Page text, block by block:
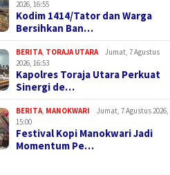
2026, 16:55
Kodim 1414/Tator dan Warga
Bersihkan Ban…
BERITA TORAJA UTARA
Jumat, 7 Agustus
2026, 16:53
Kapolres Toraja Utara Perkuat
Sinergi de…
BERITA MANOKWARI
Jumat, 7 Agustus 2026,
15:00
Festival Kopi Manokwari Jadi
Momentum Pe…